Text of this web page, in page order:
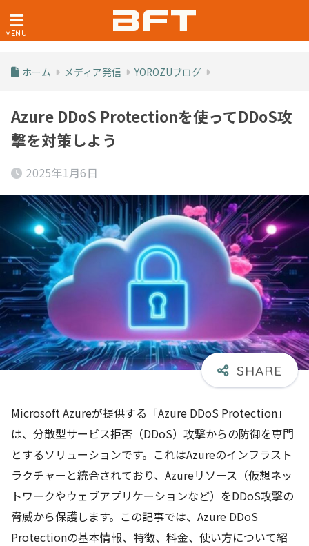
ホーム メディア発信 YOROZUブログ
Azure DDoS Protectionを使ってDDoS攻
撃を対策しよう
2025年1月6日
Microsoft Azureが提供する「Azure DDoS Protection」
は、分散型サービス拒否（DDoS）攻撃からの防御を専門
とするソリューションです。これはAzureのインフラスト
ラクチャーと統合されており、Azureリソース（仮想ネッ
トワークやウェブアプリケーションなど）をDDoS攻撃の
脅威から保護します。この記事では、Azure DDoS
Protectionの基本情報、特徴、料金、使い方について紹